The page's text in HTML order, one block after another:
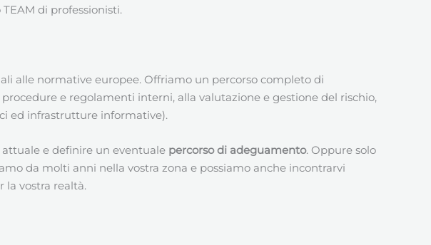
di professionisti.
alle normative europee. Offriamo un percorso completo di
e regolamenti interni, alla valutazione e gestione del rischio,
ed infrastrutture informative).
e definire un eventuale percorso di adeguamento. Oppure solo
da molti anni nella vostra zona e possiamo anche incontrarvi
la vostra realtà.